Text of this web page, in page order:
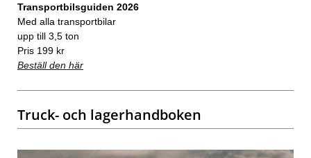
Transportbilsguiden 2026
Med alla transportbilar
upp till 3,5 ton
Pris 199 kr
Beställ den här
Truck- och lagerhandboken